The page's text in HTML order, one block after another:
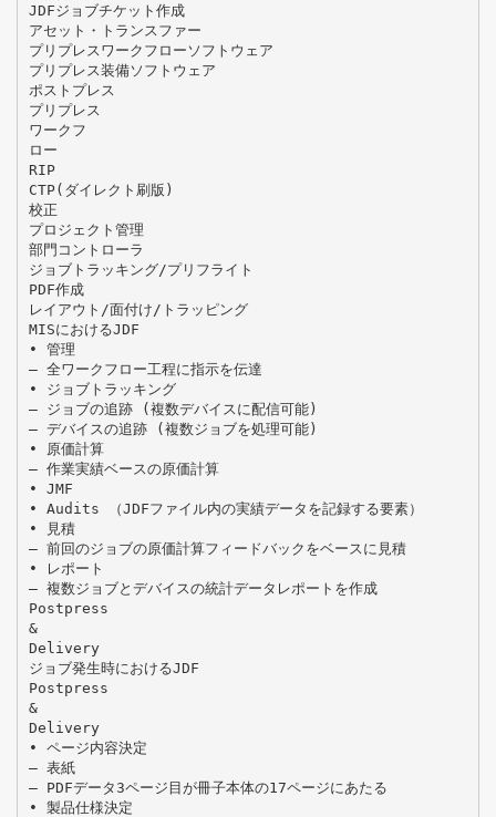
JDFジョブチケット作成
アセット・トランスファー
プリプレスワークフローソフトウェア
プリプレス装備ソフトウェア
ポストプレス
プリプレス
ワークフ
ロー
RIP
CTP(ダイレクト刷版)
校正
プロジェクト管理
部門コントローラ
ジョブトラッキング/プリフライト
PDF作成
レイアウト/面付け/トラッピング
MISにおけるJDF
• 管理
– 全ワークフロー工程に指示を伝達
• ジョブトラッキング
– ジョブの追跡 (複数デバイスに配信可能)
– デバイスの追跡 (複数ジョブを処理可能)
• 原価計算
– 作業実績ベースの原価計算
• JMF
• Audits （JDFファイル内の実績データを記録する要素）
• 見積
– 前回のジョブの原価計算フィードバックをベースに見積
• レポート
– 複数ジョブとデバイスの統計データレポートを作成
Postpress
&
Delivery
ジョブ発生時におけるJDF
Postpress
&
Delivery
• ページ内容決定
– 表紙
– PDFデータ3ページ目が冊子本体の17ページにあたる
• 製品仕様決定